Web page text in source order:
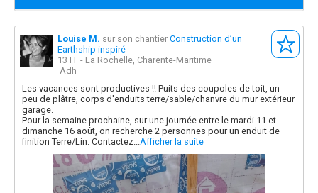
Louise M. sur son chantier Construction d’un
Earthship inspiré
13 H - La Rochelle, Charente-Maritime
Adh
Les vacances sont productives !! Puits des coupoles de toit, un
peu de plâtre, corps d'enduits terre/sable/chanvre du mur extérieur
garage.
Pour la semaine prochaine, sur une journée entre le mardi 11 et
dimanche 16 août, on recherche 2 personnes pour un enduit de
finition Terre/Lin. Contactez...Afficher la suite